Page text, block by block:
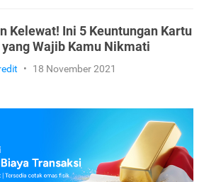
Kelewat! Ini 5 Keuntungan Kartu
Wajib Kamu Nikmati
• 18 November 2021